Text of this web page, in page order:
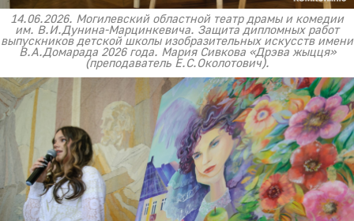
14.06.2026. Могилевский областной театр драмы и комедии
им. В.И.Дунина-Марцинкевича. Защита дипломных работ
выпускников детской школы изобразительных искусств имени
В.А.Домарада 2026 года. Мария Сивкова «Дрэва жыцця»
(преподаватель Е.С.Околотович).